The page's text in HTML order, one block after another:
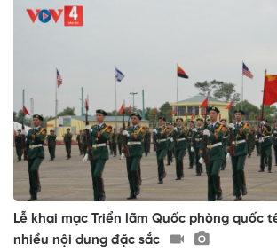
Lễ khai mạc Triển lãm Quốc phòng quốc
nhiều nội dung đặc sắc